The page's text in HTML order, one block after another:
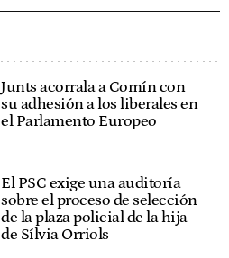
Junts acorrala a Comín con
su adhesión a los liberales en
el Parlamento Europeo
El PSC exige una auditoría
sobre el proceso de selección
de la plaza policial de la hija
de Sílvia Orriols